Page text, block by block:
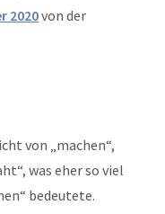
2020von der
von „machen“,
was eher so viel
bedeutete.